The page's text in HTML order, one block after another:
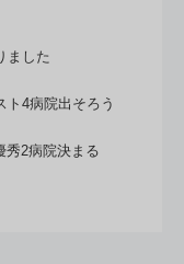
ました
ト4病院出そろう
秀2病院決まる